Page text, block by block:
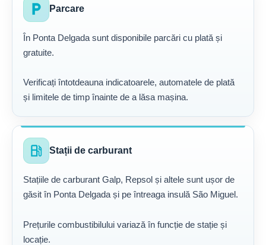
local_parking Parcare
În Ponta Delgada sunt disponibile parcări cu plată și
gratuite.
Verificați întotdeauna indicatoarele, automatele de plată
și limitele de timp înainte de a lăsa mașina.
local_gas_station Stații de carburant
Stațiile de carburant Galp, Repsol și altele sunt ușor de
găsit în Ponta Delgada și pe întreaga insulă São Miguel.
Prețurile combustibilului variază în funcție de stație și
locație.